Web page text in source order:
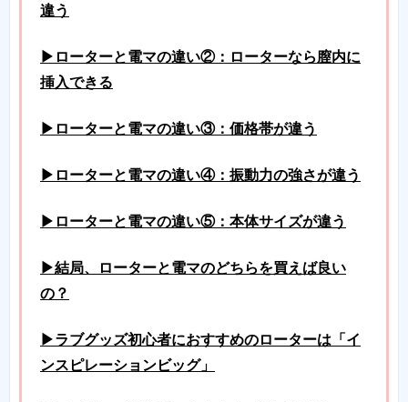
違う
▶ローターと電マの違い②：ローターなら膣内に
挿入できる
▶ローターと電マの違い③：価格帯が違う
▶ローターと電マの違い④：振動力の強さが違う
▶ローターと電マの違い⑤：本体サイズが違う
▶結局、ローターと電マのどちらを買えば良い
の？
▶ラブグッズ初心者におすすめのローターは「イ
ンスピレーションビッグ」